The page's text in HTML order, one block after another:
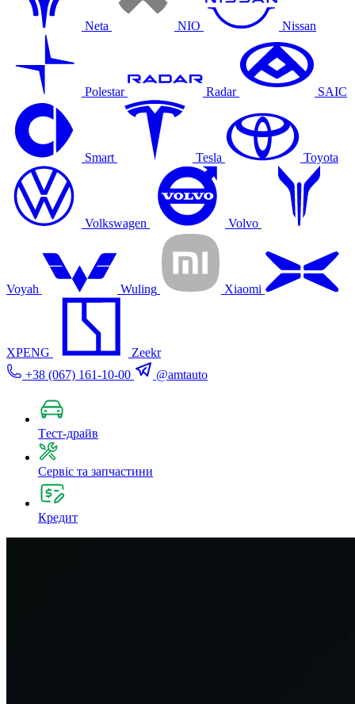
Neta NIO Nissan
Polestar Radar SAIC
Smart Tesla Toyota
Volkswagen Volvo
Voyah Wuling Xiaomi
XPENG
Zeekr
+38 (067) 161-10-00
@amtauto
Tест-драйв
Сервіс та запчастини
Кредит